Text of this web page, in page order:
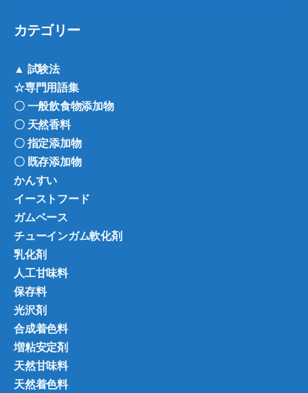
カテゴリー
▲ 試験法
☆専門用語集
〇 一般飲食物添加物
〇 天然香料
〇 指定添加物
〇 既存添加物
かんすい
イーストフード
ガムベース
チューインガム軟化剤
乳化剤
人工甘味料
保存料
光沢剤
合成着色料
増粘安定剤
天然甘味料
天然着色料